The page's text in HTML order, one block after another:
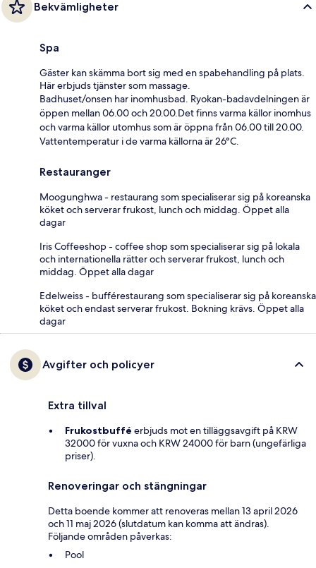
Bekvämligheter
Spa
Gäster kan skämma bort sig med en spabehandling på plats.
Här erbjuds tjänster som massage.
Badhuset/onsen har inomhusbad. Ryokan-badavdelningen är
öppen mellan 06.00 och 20.00.Det finns varma källor inomhus
och varma källor utomhus som är öppna från 06.00 till 20.00.
Vattentemperatur i de varma källorna är 26°C.
Restauranger
Moogunghwa - restaurang som specialiserar sig på koreanska
köket och serverar frukost, lunch och middag. Öppet alla
dagar
Iris Coffeeshop - coffee shop som specialiserar sig på lokala
och internationella rätter och serverar frukost, lunch och
middag. Öppet alla dagar
Edelweiss - bufférestaurang som specialiserar sig på koreanska
köket och endast serverar frukost. Bokning krävs. Öppet alla
dagar
Avgifter och policyer
Extra tillval
Frukostbuffé erbjuds mot en tilläggsavgift på KRW
32000 för vuxna och KRW 24000 för barn (ungefärliga
priser).
Renoveringar och stängningar
Detta boende kommer att renoveras mellan 13 april 2026
och 11 maj 2026 (slutdatum kan komma att ändras).
Följande områden påverkas:
Pool